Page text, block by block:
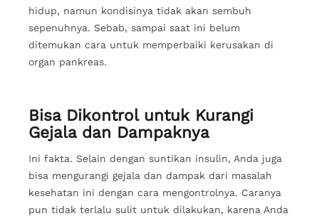
hidup, namun kondisinya tidak akan sembuh
sepenuhnya. Sebab, sampai saat ini belum
ditemukan cara untuk memperbaiki kerusakan di
organ pankreas.
Bisa Dikontrol untuk Kurangi
Gejala dan Dampaknya
Ini fakta. Selain dengan suntikan insulin, Anda juga
bisa mengurangi gejala dan dampak dari masalah
kesehatan ini dengan cara mengontrolnya. Caranya
pun tidak terlalu sulit untuk dilakukan, karena Anda